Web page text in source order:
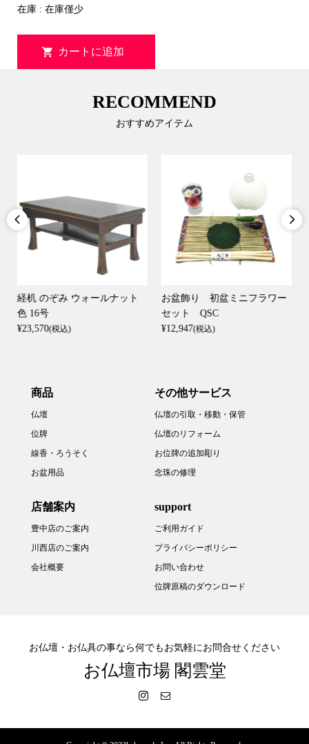
在庫 : 在庫僅少
RECOMMEND
おすすめアイテム

経机 のぞみ ウォールナット
色 16号
¥23,570(税込)
お盆飾り 初盆ミニフラワー
セット QSC
¥12,947(税込)

商品
仏壇
位牌
線香・ろうそく
お盆用品
その他サービス
仏壇の引取・移動・保管
仏壇のリフォーム
お位牌の追加彫り
念珠の修理
店舗案内
豊中店のご案内
川西店のご案内
会社概要
support
ご利用ガイド
プライバシーポリシー
お問い合わせ
位牌原稿のダウンロード
お仏壇・お仏具の事なら何でもお気軽にお問合せください
お仏壇市場 閣雲堂